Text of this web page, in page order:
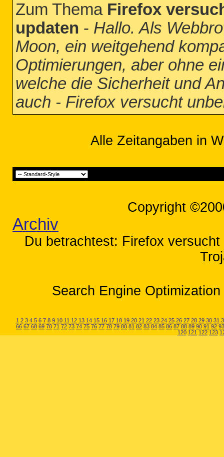
Zum Thema Firefox
updaten - Hallo. Als
Moon, ein weitgehend
Optimierungen, aber ohne
welche die Sicherheit und
auch - Firefox versucht
Alle Zeitangaben in
Copyright
Archiv
Du betrachtest: Firefox
Search Engine
1 2 3 4 5 6 7 8 9 10 11 12 13 14 15 16 17 18 19 20 21 22 23 24 25 26 27 28 29 30 31
66 67 68 69 70 71 72 73 74 75 76 77 78 79 80 81 82 83 84 85 86 87 88 89 90 91 92 93
120 121 122 123